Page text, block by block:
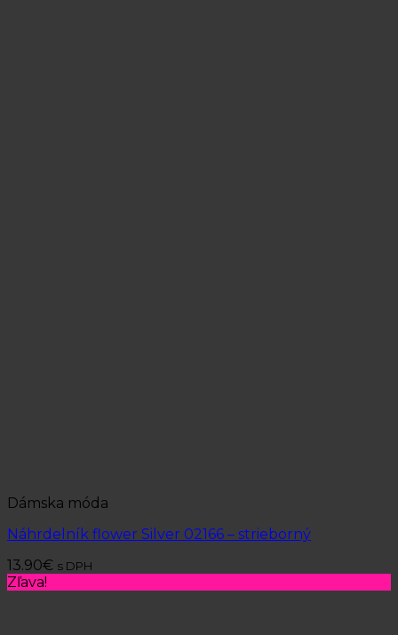
Dámska móda
Náhrdelník flower Silver 02166 – strieborný
13.90€ s DPH
Zľava!